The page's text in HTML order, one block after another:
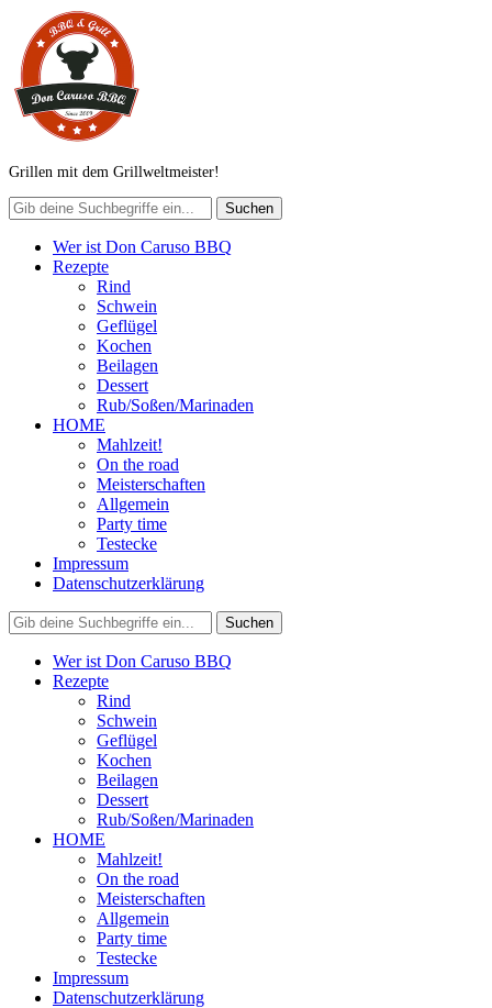
Grillen mit dem Grillweltmeister!
Wer ist Don Caruso BBQ
Rezepte
Rind
Schwein
Geflügel
Kochen
Beilagen
Dessert
Rub/Soßen/Marinaden
HOME
Mahlzeit!
On the road
Meisterschaften
Allgemein
Party time
Testecke
Impressum
Datenschutzerklärung
Wer ist Don Caruso BBQ
Rezepte
Rind
Schwein
Geflügel
Kochen
Beilagen
Dessert
Rub/Soßen/Marinaden
HOME
Mahlzeit!
On the road
Meisterschaften
Allgemein
Party time
Testecke
Impressum
Datenschutzerklärung